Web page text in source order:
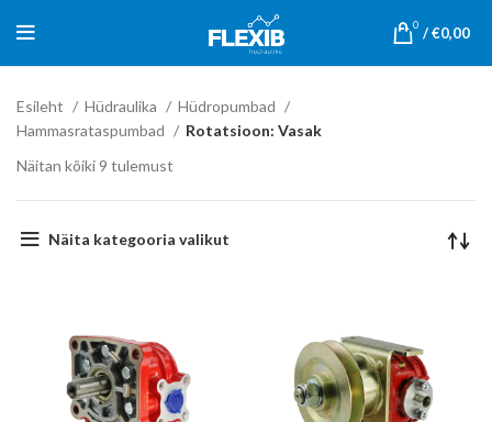
0 /€0,00
Esileht Hüdraulika
Hüdropumbad
Hammasrataspumbad
Rotatsioon: Vasak
Näitan kõiki 9 tulemust
Näita kategooria valikut